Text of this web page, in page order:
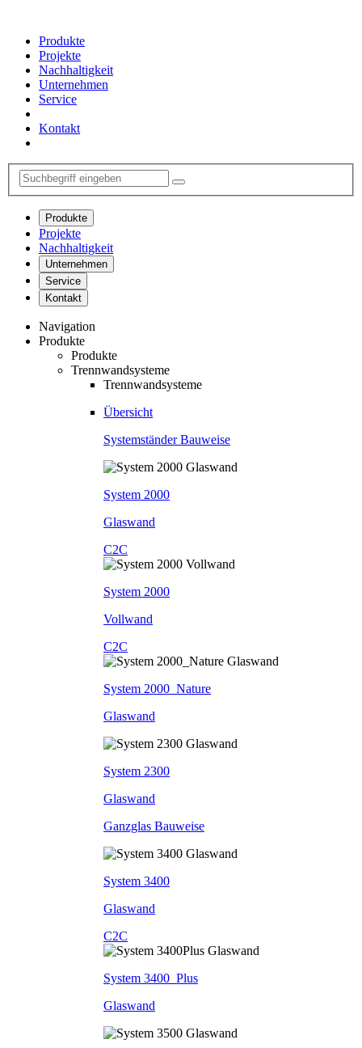
Produkte
Projekte
Nachhaltigkeit
Unternehmen
Service
Kontakt
Produkte
Projekte
Nachhaltigkeit
Unternehmen
Service
Kontakt
Navigation
Produkte
Produkte
Trennwandsysteme
Trennwandsysteme
Übersicht
Systemständer Bauweise
System 2000
Glaswand
C2C
System 2000
Vollwand
C2C
System 2000_Nature
Glaswand
System 2300
Glaswand
Ganzglas Bauweise
System 3400
Glaswand
C2C
System 3400_Plus
Glaswand